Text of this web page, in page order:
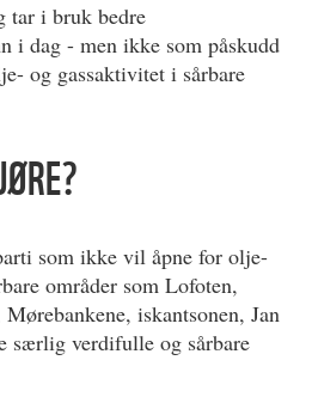
tar i bruk bedre
i dag - men ikke som påskudd
og gassaktivitet i sårbare
som ikke vil åpne for olje-
områder som Lofoten,
iskantsonen, Jan
særlig verdifulle og sårbare